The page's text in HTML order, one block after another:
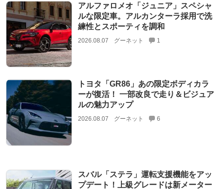
アルファロメオ「ジュニア」スペシャ
ルな限定車。アルカンターラ採用で洗
練性とスポーティを調和
2026.08.07 グーネット 1
トヨタ「GR86」あの限定ボディカラ
ーが復活！ 一部改良で走り＆ビジュア
ルの魅力アップ
2026.08.07 グーネット 6
スバル「ステラ」運転支援機能をアッ
プデート！上級グレードは新メーター